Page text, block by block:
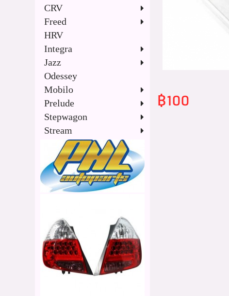
CRV
Freed
HRV
Integra
Jazz
Odessey
Mobilo
Prelude
Stepwagon
Stream
฿100